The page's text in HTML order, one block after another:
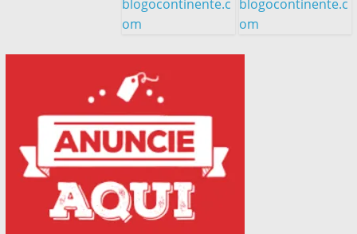
blogocontinente.c
om
blogocontinente.c
om